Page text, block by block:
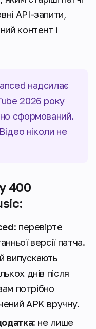
API-запити,
контент і
надсилає
2026 року
сформований.
ніколи не
400
: перевірте
версії патча.
випускають
днів після
потрібно
APK вручну.
: не лише